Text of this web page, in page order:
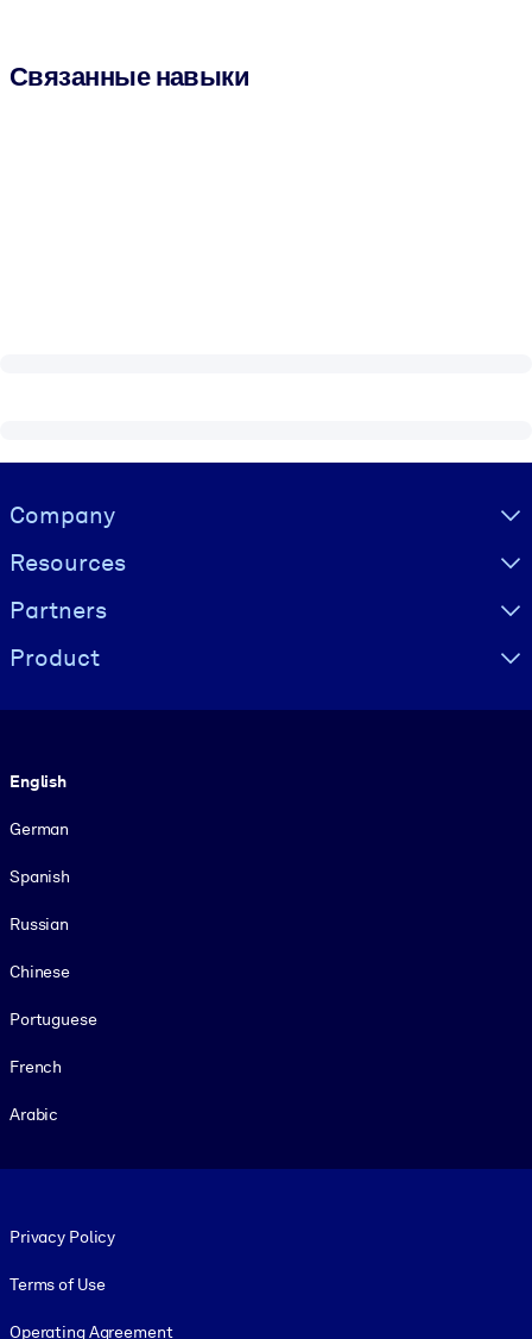
Связанные навыки
Visually hidden Text
Company
Resources
Partners
Product
English
German
Spanish
Russian
Chinese
Portuguese
French
Arabic
Privacy Policy
Terms of Use
Operating Agreement